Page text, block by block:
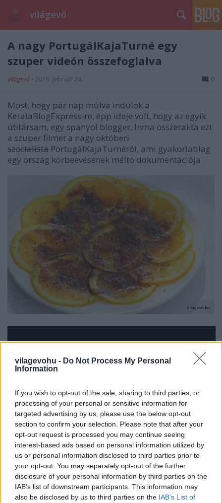
vilagevohu - Do Not Process My Personal
Information
If you wish to opt-out of the sale, sharing to third parties, or
processing of your personal or sensitive information for
targeted advertising by us, please use the below opt-out
section to confirm your selection. Please note that after your
opt-out request is processed you may continue seeing
interest-based ads based on personal information utilized by
us or personal information disclosed to third parties prior to
your opt-out. You may separately opt-out of the further
disclosure of your personal information by third parties on the
IAB’s list of downstream participants. This information may
also be disclosed by us to third parties on the IAB’s List of
világevő
A nagy PortugálKajaTurné egy
szuper videón összefoglalva
világevő • 2015. február 24. 0
Most, hogy pár nap múlva indulok a
KeralaBlogExpress-re, épp ideje volt, hogy az egyik
útitársam, egy spanyol blogger, Inma összerakta ezt
a szuper filmet a nagy októberi
szocialista PortugálKajaTurnéról, ami gyakorlatilag
egy ország körbeevésének méltó dokumentációja.